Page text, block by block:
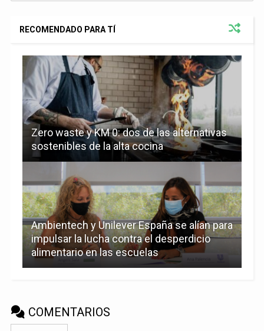
RECOMENDADO PARA TÍ
Zero waste y KM 0: dos de las alternativas
sostenibles de la alta cocina
Ambientech y Unilever España se alían para
impulsar la lucha contra el desperdicio
alimentario en las escuelas
COMENTARIOS